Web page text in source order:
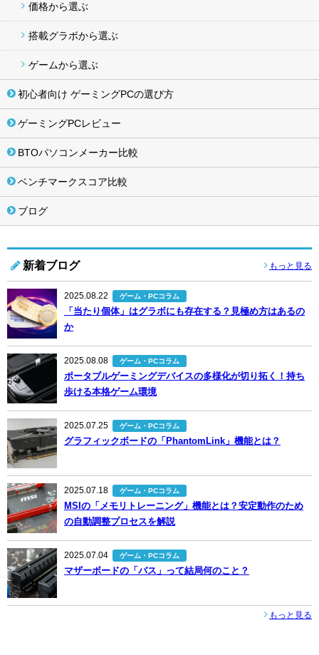
価格から選ぶ
搭載グラボから選ぶ
ゲームから選ぶ
初心者向け ゲーミングPCの選び方
ゲーミングPCレビュー
BTOパソコンメーカー比較
ベンチマークスコア比較
ブログ
新着ブログ もっと見る
2025.08.22 ゲーム・PCコラム
「当たり個体」はグラボにも存在する？見極め方はあるの
か
2025.08.08 ゲーム・PCコラム
ポータブルゲーミングデバイスの多様化が切り拓く！持ち
歩ける本格ゲーム環境
2025.07.25 ゲーム・PCコラム
グラフィックボードの「PhantomLink」機能とは？
2025.07.18 ゲーム・PCコラム
MSIの「メモリトレーニング」機能とは？安定動作のため
の自動調整プロセスを解説
2025.07.04 ゲーム・PCコラム
マザーボードの「バス」って結局何のこと？
もっと見る